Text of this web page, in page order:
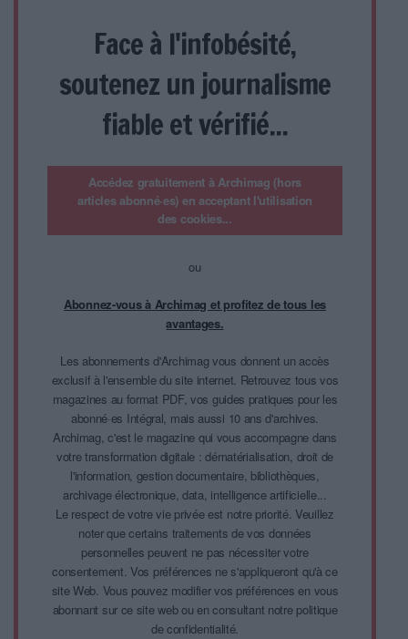
Face à l'infobésité,
soutenez un journalisme
fiable et vérifié...
Accédez gratuitement à Archimag (hors
articles abonné·es) en acceptant l'utilisation
des cookies...
ou
Abonnez-vous à Archimag et profitez de tous les
avantages.
Les abonnements d'Archimag vous donnent un accès
exclusif à l'ensemble du site internet. Retrouvez tous vos
magazines au format PDF, vos guides pratiques pour les
abonné·es Intégral, mais aussi 10 ans d'archives.
Archimag, c'est le magazine qui vous accompagne dans
votre transformation digitale : dématérialisation, droit de
l'information, gestion documentaire, bibliothèques,
archivage électronique, data, intelligence artificielle...
Le respect de votre vie privée est notre priorité. Veuillez
noter que certains traitements de vos données
personnelles peuvent ne pas nécessiter votre
consentement. Vos préférences ne s'appliqueront qu'à ce
site Web. Vous pouvez modifier vos préférences en vous
abonnant sur ce site web ou en consultant notre politique
de confidentialité.